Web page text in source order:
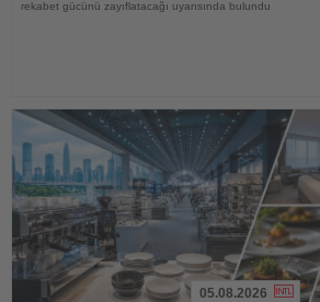
rekabet gücünü zayıflatacağı uyarısında bulundu
05.08.2026